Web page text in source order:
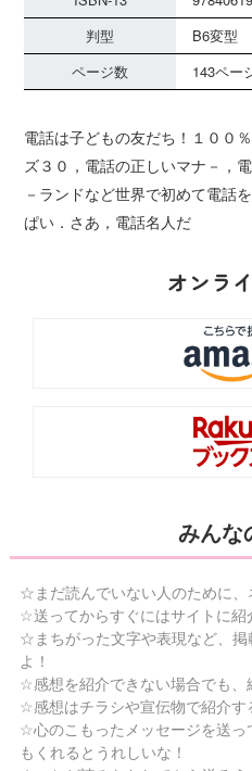
判型
B6変型
ページ数
143ペー
電話は子どもの友だち！１００
ズ３０，電話の正しいマナ－，
－ランドなど世界で初めて電話
ぱい．さあ，電話名人だ
オンラ
みんな
☆まだ読んでいない人のために、
☆送ってからすぐにはサイトに紹
☆まちがった文字や表現など、
よ！
☆感想を紹介できない場合でも、
☆感想はチラシや宣伝物で紹介す
☆心のこもったメッセージを送
もくれるとうれしいな！